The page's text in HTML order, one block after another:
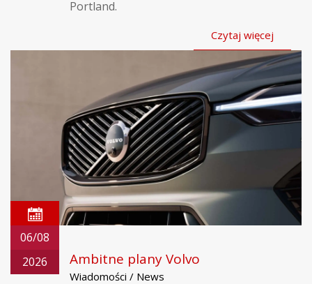
Portland.
Czytaj więcej
06/08
2026
Ambitne plany Volvo
Wiadomości / News